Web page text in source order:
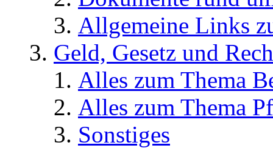
Allgemeine Links
Geld, Gesetz und
Alles zum Thema
Alles zum Thema
Sonstiges